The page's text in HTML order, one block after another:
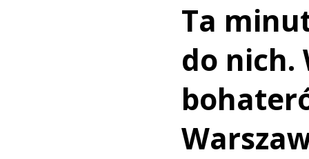
Ta
do nich.